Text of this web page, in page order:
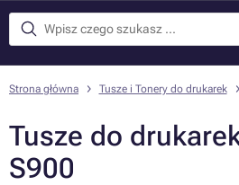
Strona główna Tusze i Tonery do drukarek
Tusze do
S900